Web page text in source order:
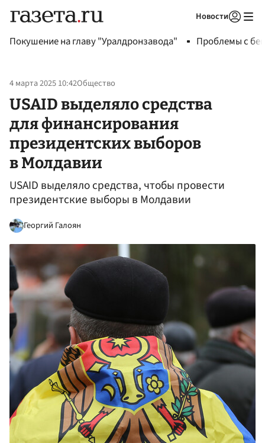
Новости
Покушение на главу "Уралдронзавода" Проблемы с
4 марта 2025 10:42Общество
USAID выделяло средства
для финансирования
президентских выборов
в Молдавии
USAID выделяло средства, чтобы провести
президентские выборы в Молдавии
Георгий Галоян